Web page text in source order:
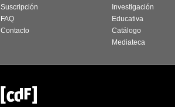
Suscripción
FAQ
Contacto
Investigación
Educativa
Catálogo
Mediateca